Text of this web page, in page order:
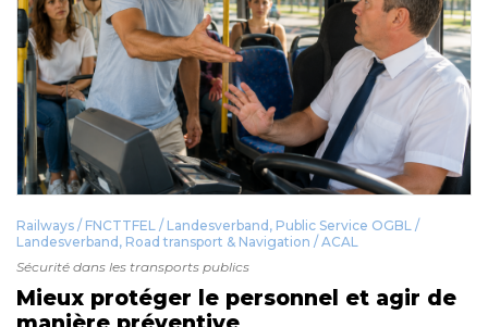
Railways / FNCTTFEL / Landesverband, Public Service OGBL /
Landesverband, Road transport & Navigation / ACAL
Sécurité dans les transports publics
Mieux protéger le personnel et agir de